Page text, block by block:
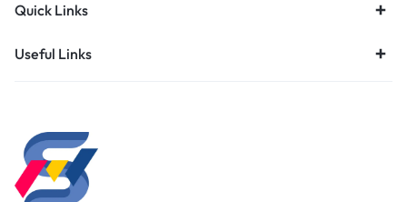
Quick Links
Useful Links